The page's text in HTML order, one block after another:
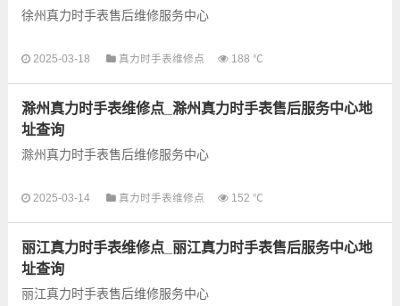
徐州真力时手表售后维修服务中心
以下是古锋网为您整理的徐州真力时手表售后服务网点和优质维
2025-03-18 真力时手表维修点 188 ℃
滁州真力时手表维修点_滁州真力时手表售后服务中心地
址查询
滁州真力时手表售后维修服务中心
以下是古锋网为您整理的滁州真力时手表售后服务网点和优质维
2025-03-14 真力时手表维修点 152 ℃
丽江真力时手表维修点_丽江真力时手表售后服务中心地
址查询
丽江真力时手表售后维修服务中心